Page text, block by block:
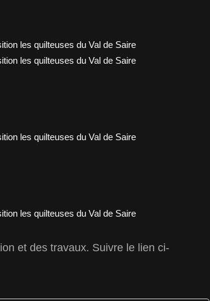
et des travaux. Suivre le lien ci-